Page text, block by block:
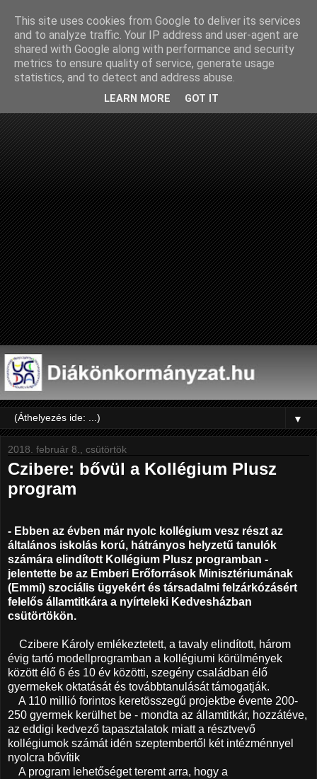
▼
2018. február 8., csütörtök
Czibere: bővül a Kollégium Plusz
program
- Ebben az évben már nyolc kollégium vesz részt az
általános iskolás korú, hátrányos helyzetű tanulók
számára elindított Kollégium Plusz programban -
jelentette be az Emberi Erőforrások Minisztériumának
(Emmi) szociális ügyekért és társadalmi felzárkózásért
felelős államtitkára a nyírteleki Kedvesházban
csütörtökön.
Czibere Károly emlékeztetett, a tavaly elindított, három
évig tartó modellprogramban a kollégiumi körülmények
között élő 6 és 10 év közötti, szegény családban élő
gyermekek oktatását és továbbtanulását támogatják.
A 110 millió forintos keretösszegű projektbe évente 200-
250 gyermek kerülhet be - mondta az államtitkár, hozzátéve,
az eddigi kedvező tapasztalatok miatt a résztvevő
kollégiumok számát idén szeptembertől két intézménnyel
nyolcra bővítik
A program lehetőséget teremt arra, hogy a
This site uses cookies from Google to deliver its services
and to analyze traffic. Your IP address and user-agent are
shared with Google along with performance and security
metrics to ensure quality of service, generate usage
statistics, and to detect and address abuse.
LEARN MORE GOT IT